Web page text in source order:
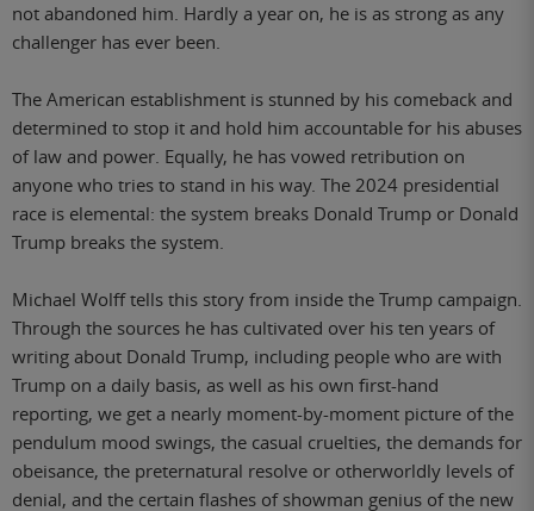
not abandoned him. Hardly a year on, he is as strong as any
challenger has ever been.
The American establishment is stunned by his comeback and
determined to stop it and hold him accountable for his abuses
of law and power. Equally, he has vowed retribution on
anyone who tries to stand in his way. The 2024 presidential
race is elemental: the system breaks Donald Trump or Donald
Trump breaks the system.
Michael Wolff tells this story from inside the Trump campaign.
Through the sources he has cultivated over his ten years of
writing about Donald Trump, including people who are with
Trump on a daily basis, as well as his own first-hand
reporting, we get a nearly moment-by-moment picture of the
pendulum mood swings, the casual cruelties, the demands for
obeisance, the preternatural resolve or otherworldly levels of
denial, and the certain flashes of showman genius of the new